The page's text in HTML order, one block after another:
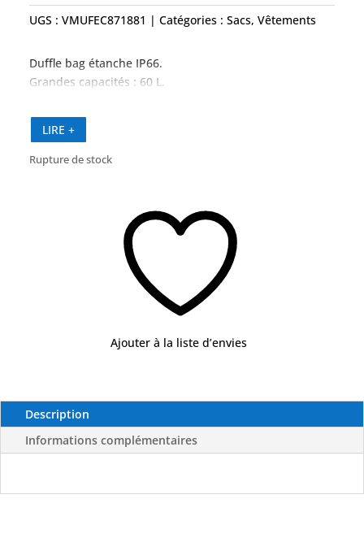
UGS : VMUFEC871881 Catégories : Sacs, Vêtements
Duffle bag étanche IP66.
Grandes capacités : 60 L.
LIRE +
Rupture de stock
Ajouter à la liste d’envies
Description
Informations complémentaires